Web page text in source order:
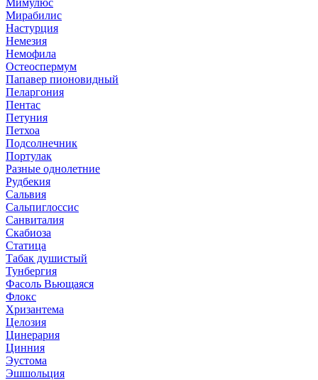
Мирабилис
Настурция
Немезия
Немофила
Остеоспермум
Папавер пионовидный
Пеларгония
Пентас
Петуния
Петхоа
Подсолнечник
Портулак
Разные однолетние
Рудбекия
Сальвия
Сальпиглоссис
Санвиталия
Скабиоза
Статица
Табак душистый
Тунбергия
Фасоль Вьющаяся
Флокс
Хризантема
Целозия
Цинерария
Цинния
Эустома
Эшшольция